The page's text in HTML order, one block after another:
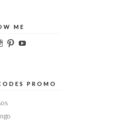
ME
Voir
sur
Voir
sur sur
PROMO